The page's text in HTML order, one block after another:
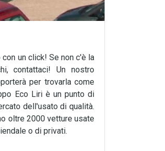
un click! Se non c'è la
contattaci! Un nostro
per trovarla come
Eco Liri è un punto di
dell'usato di qualità.
oltre 2000 vetture usate
o di privati.